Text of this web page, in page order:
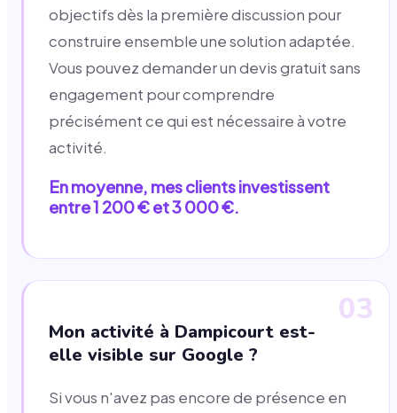
objectifs dès la première discussion pour
construire ensemble une solution adaptée.
Vous pouvez demander un devis gratuit sans
engagement pour comprendre
précisément ce qui est nécessaire à votre
activité.
En moyenne, mes clients investissent
entre 1 200 € et 3 000 €.
03
Mon activité à Dampicourt est-
elle visible sur Google ?
Si vous n'avez pas encore de présence en